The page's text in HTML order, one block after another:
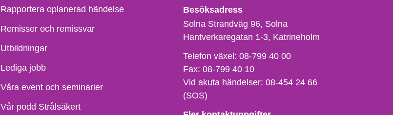
Rapportera oplanerad händelse
Remisser och remissvar
Utbildningar
Lediga jobb
Våra event och seminarier
Vår podd Strålsäkert
Besöksadress
Solna Strandväg 96, Solna
Hantverkaregatan 1-3 Katrineholm
Telefon,
fax
och
e-
Telefon växel:08-799 40 00
Fax:08-799 40 10
Vid akuta händelser:08-454 24 66
(SOS)